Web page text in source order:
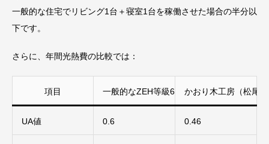
一般的な住宅でリビング1台＋寝室1台を稼働させた場合の半分以
下です。
さらに、年間光熱費の比較では：
項目 一般的なZEH等級6 かおり木工房（松尾
UA値 0.6 0.46